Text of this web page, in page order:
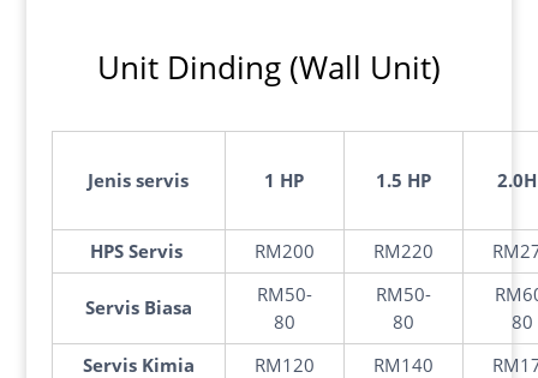
Unit Dinding (Wall Unit)
Jenis servis 1 HP 1.5 HP
HPS Servis RM200 RM220
Servis Biasa
RM50-
80
RM50-
80
80
Servis Kimia
RM120 RM140